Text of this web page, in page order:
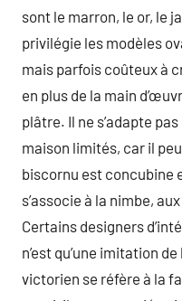
sont le marron, le or, le
privilégie les modèles
mais parfois coûteux à
en plus de la main
plâtre. Il ne s’adapte
maison limités, car il
biscornu est concubine
s’associe à la nimbe,
Certains designers
n’est qu’une imitation
victorien se réfère à la